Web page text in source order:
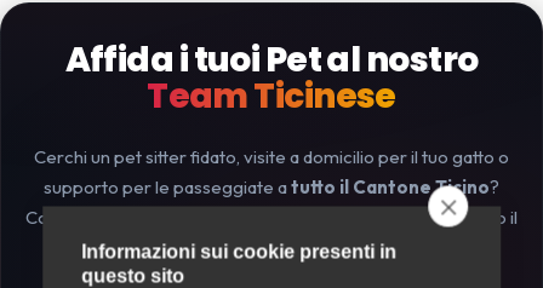
Affida i tuoi Pet al nostro
Team Ticinese
Cerchi un pet sitter fidato, visite a domicilio per il tuo gatto o
supporto per le passeggiate atutto il Cantone Ticino?
Compila il form, scrivici su WhatsApp o via email: troveremo il
professionista perfetto per le esigenze dei tuoi animali
Informazioni sui cookie presenti in
questo sito